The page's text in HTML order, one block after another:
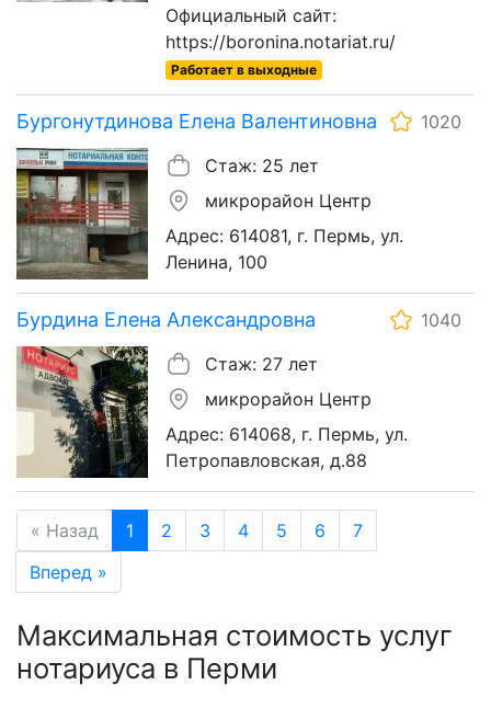
Официальный сайт:
https://boronina.notariat.ru/
Работает в выходные
Бургонутдинова Елена Валентиновна
1020
Стаж: 25 лет
микрорайон Центр
Адрес: 614081, г. Пермь, ул.
Ленина, 100
Бурдина Елена Александровна
1040
Стаж: 27 лет
микрорайон Центр
Адрес: 614068, г. Пермь, ул.
Петропавловская, д.88
« Назад 1 2 3 4 5 6
7
Вперед »
Максимальная стоимость услуг
нотариуса в Перми